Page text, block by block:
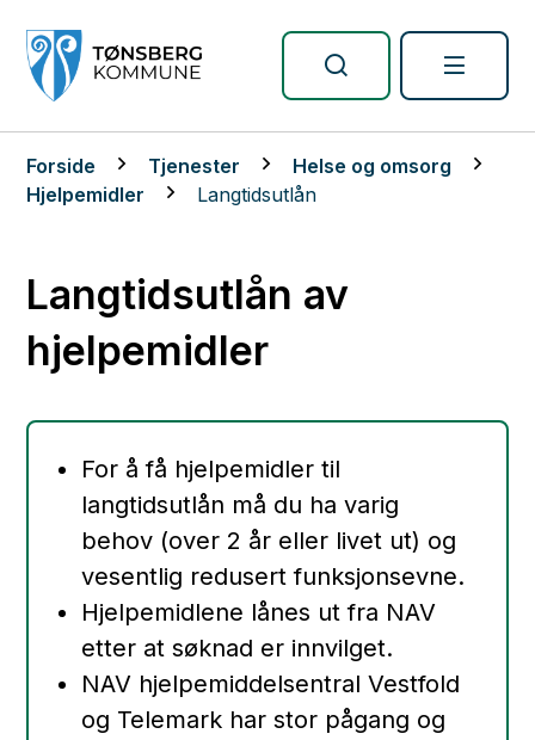
Du er her:
Forside Tjenester
Helse og omsorg
Hjelpemidler
Langtidsutlån
Langtidsutlån av
hjelpemidler
For å få hjelpemidler til
langtidsutlån må du ha varig
behov (over 2 år eller livet ut) og
vesentlig redusert funksjonsevne.
Hjelpemidlene lånes ut fra NAV
etter at søknad er innvilget.
NAV hjelpemiddelsentral Vestfold
og Telemark har stor pågang og